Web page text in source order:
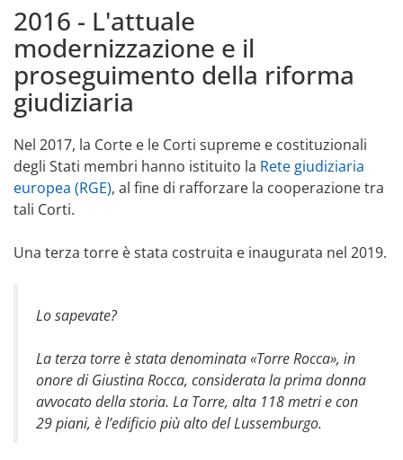
2016 - L'attuale
modernizzazione e il
proseguimento della riforma
giudiziaria
Nel 2017, la Corte e le Corti supreme e costituzionali
degli Stati membri hanno istituito la Rete giudiziaria
europea (RGE), al fine di rafforzare la cooperazione tra
tali Corti.
Una terza torre è stata costruita e inaugurata nel 2019.
Lo sapevate?
La terza torre è stata denominata «Torre Rocca», in
onore di Giustina Rocca, considerata la prima donna
avvocato della storia. La Torre, alta 118 metri e con
29 piani, è l’edificio più alto del Lussemburgo.